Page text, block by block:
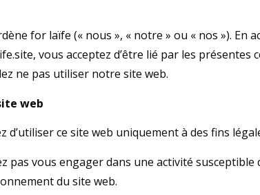
for laïfe (« nous », « notre » ou « nos »). En
vous acceptez d’être lié par les présentes
ne pas utiliser notre site web.
web
d’utiliser ce site web uniquement à des fins
pas vous engager dans une activité
du site web.